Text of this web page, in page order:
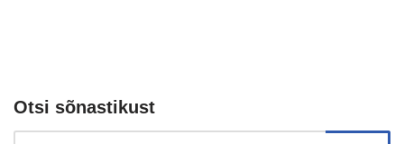
Otsi sõnastikust